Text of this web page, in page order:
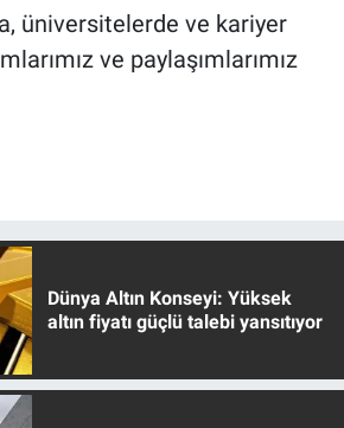
üniversitelerde ve kariyer
ve paylaşımlarımız
Dünya Altın Konseyi: Yüksek
altın fiyatı güçlü talebi yansıtıyor